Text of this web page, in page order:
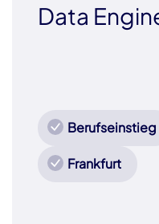
Data
Berufseinstieg
Frankfurt